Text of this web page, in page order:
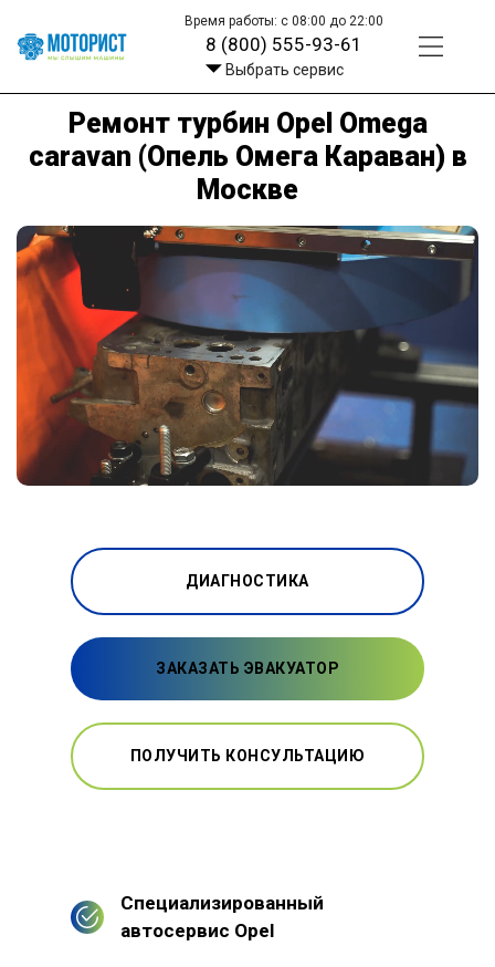
Время работы: с 08:00 до 22:00
8 (800) 555-93-61
Выбрать сервис
Ремонт турбин Opel Omega
caravan (Опель Омега Караван) в
Москве
ДИАГНОСТИКА
ЗАКАЗАТЬ ЭВАКУАТОР
ПОЛУЧИТЬ КОНСУЛЬТАЦИЮ
Специализированный
автосервис Opel